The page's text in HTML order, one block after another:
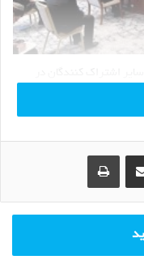
هم خبری نبود، در ملاقات
می‌شود و همکاران اش
Share via Email
Print